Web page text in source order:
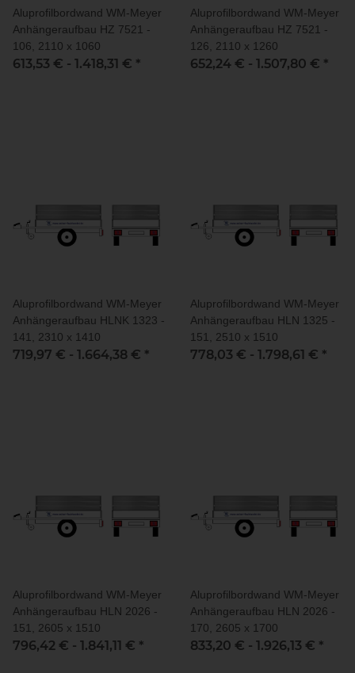
Aluprofilbordwand WM-Meyer
Anhängeraufbau HZ 7521 -
106, 2110 x 1060
613,53 € - 1.418,31 € *
Aluprofilbordwand WM-Meyer
Anhängeraufbau HZ 7521 -
126, 2110 x 1260
652,24 € - 1.507,80 € *
Aluprofilbordwand WM-Meyer
Anhängeraufbau HLNK 1323 -
141, 2310 x 1410
719,97 € - 1.664,38 € *
Aluprofilbordwand WM-Meyer
Anhängeraufbau HLN 1325 -
151, 2510 x 1510
778,03 € - 1.798,61 € *
Aluprofilbordwand WM-Meyer
Anhängeraufbau HLN 2026 -
151, 2605 x 1510
796,42 € - 1.841,11 € *
Aluprofilbordwand WM-Meyer
Anhängeraufbau HLN 2026 -
170, 2605 x 1700
833,20 € - 1.926,13 € *